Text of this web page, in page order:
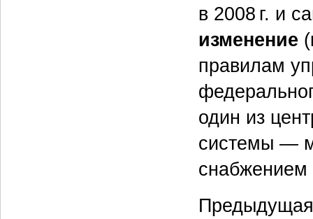
в 2008 г. и
изменение
правилам
один из
системы —
снабжением